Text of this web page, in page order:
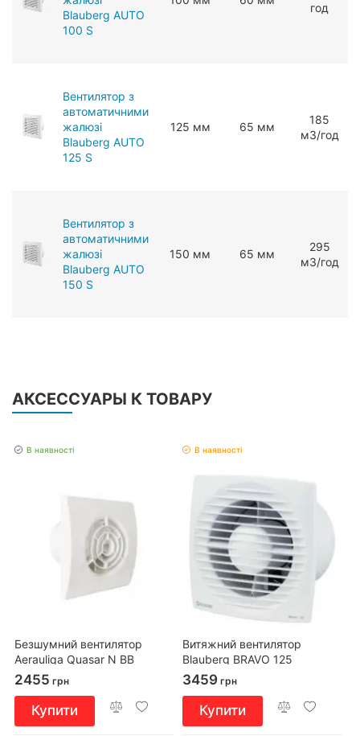
Blauberg AUTO
100 S
год
Вентилятор з
автоматичними
жалюзі
Blauberg AUTO
125 S
125 мм 65 мм
185
мЗ/год
Вентилятор з
автоматичними
жалюзі
Blauberg AUTO
150 S
150 мм 65 мм
295
мЗ/год
АКСЕССУАРЫ К ТОВАРУ
В наявності
Безшумний вентилятор
Aerauliqa Quasar N BB
2455 грн
Купити
В наявності
Витяжний вентилятор
Blauberg BRAVO 125
3459 грн
Купити